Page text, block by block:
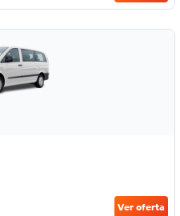
Ver oferta